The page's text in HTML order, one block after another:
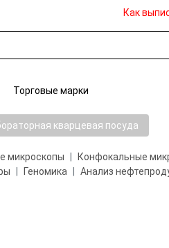
Как
Торговые марки
кварцевая посуда
микроскопы Конфокальные
Геномика Анализ